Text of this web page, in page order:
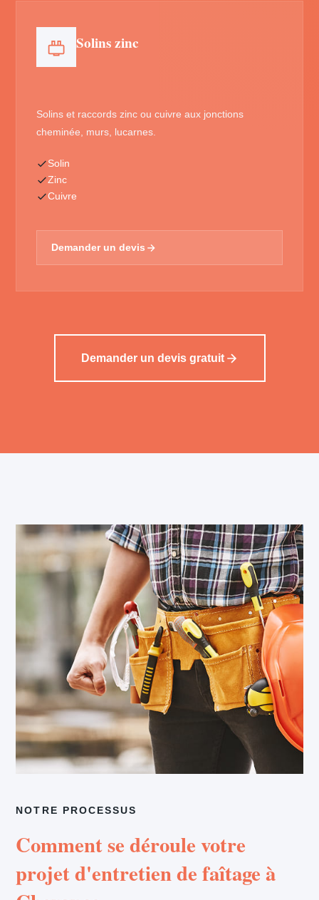
Solins zinc
Solins et raccords zinc ou cuivre aux jonctions
cheminée, murs, lucarnes.
Solin
Zinc
Cuivre
Demander un devis
Demander un devis gratuit
NOTRE PROCESSUS
Comment se déroule votre
projet d'entretien de faîtage à